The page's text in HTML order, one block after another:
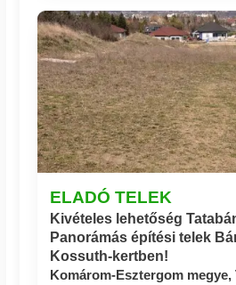
ELADÓ TELEK
Kivételes lehetőség
Panorámás építési telek
Kossuth-kertben!
Komárom-Esztergom megye,